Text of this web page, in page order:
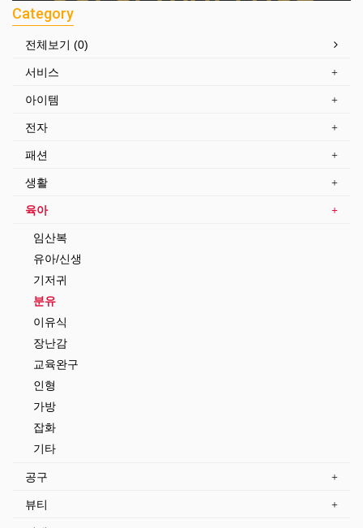
Category
전체보기 (0)
서비스
아이템
전자
패션
생활
육아
임산복
유아/신생
기저귀
분유
이유식
장난감
교육완구
인형
가방
잡화
기타
공구
뷰티